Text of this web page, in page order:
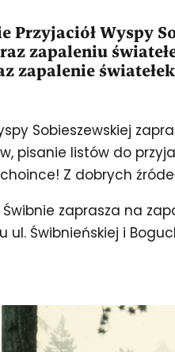
Przyjaciół Wyspy
zapaleniu
zapalenie
Sobieszewskiej
pisanie listów do
Z dobrych
zaprasza na
ul. Świbnieńskiej i